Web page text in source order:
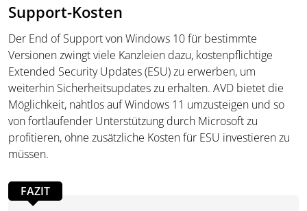
Support-Kosten
Der End of Support von Windows 10 für bestimmte
Versionen zwingt viele Kanzleien dazu, kostenpflichtige
Extended Security Updates (ESU) zu erwerben, um
weiterhin Sicherheitsupdates zu erhalten. AVD bietet die
Möglichkeit, nahtlos auf Windows 11 umzusteigen und so
von fortlaufender Unterstützung durch Microsoft zu
profitieren, ohne zusätzliche Kosten für ESU investieren zu
müssen.
FAZIT